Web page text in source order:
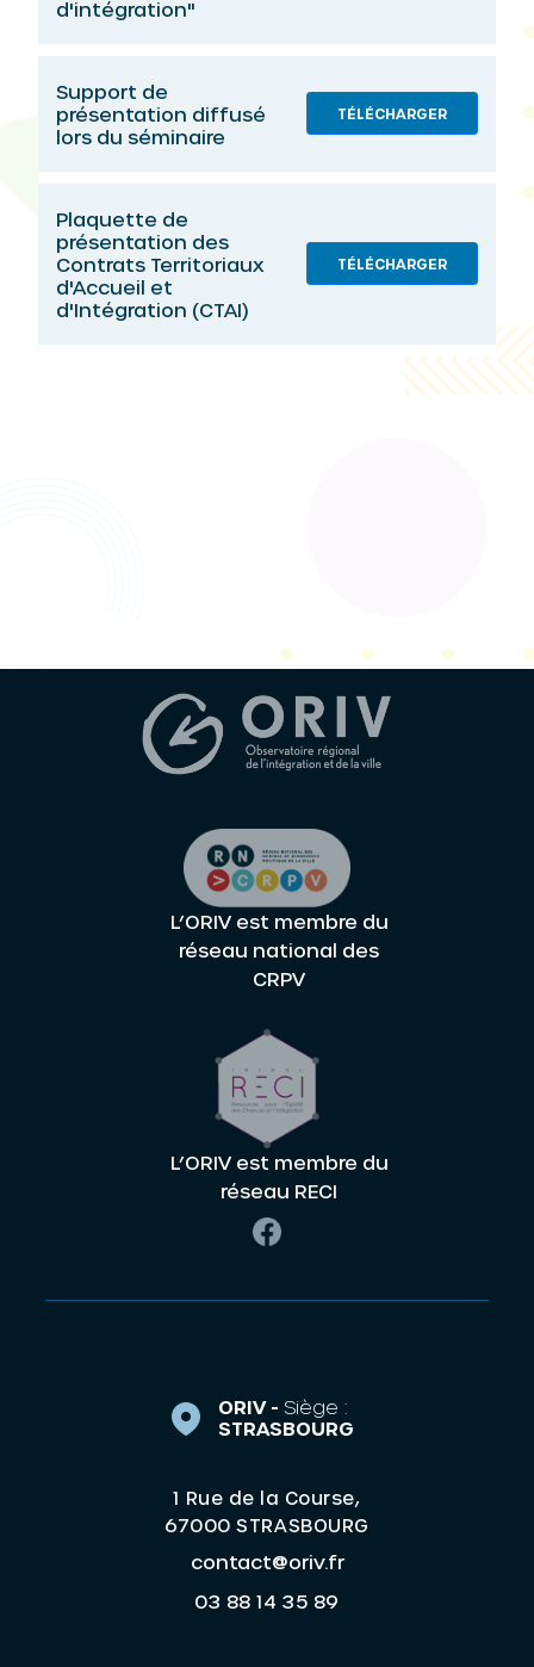
d'intégration"
Support de
présentation diffusé
lors du séminaire
TÉLÉCHARGER
Plaquette de
présentation des
Contrats Territoriaux
d'Accueil et
d'Intégration (CTAI)
TÉLÉCHARGER
L’ORIV est membre du
réseau national des
CRPV
L’ORIV est membre du
réseau RECI
ORIV - Siège :
STRASBOURG
1 Rue de la Course,
67000 STRASBOURG
contact@oriv.fr
03 88 14 35 89